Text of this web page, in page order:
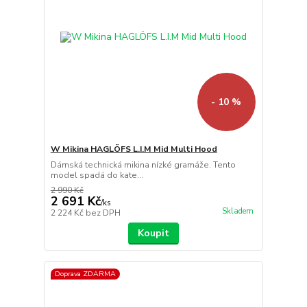
- 10 %
W Mikina HAGLÖFS L.I.M Mid Multi Hood
Dámská technická mikina nízké gramáže. Tento
model spadá do kate...
2 990 Kč
2 691 Kč/ks
2 224 Kč bez DPH Skladem
Koupit
Doprava ZDARMA